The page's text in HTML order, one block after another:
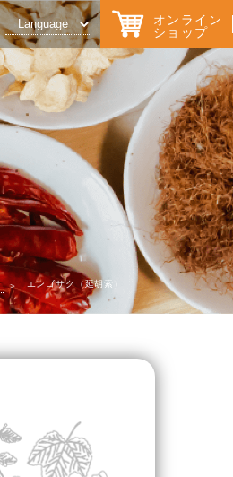
オンライン
ショップ
＞ エンゴサク（延胡索）